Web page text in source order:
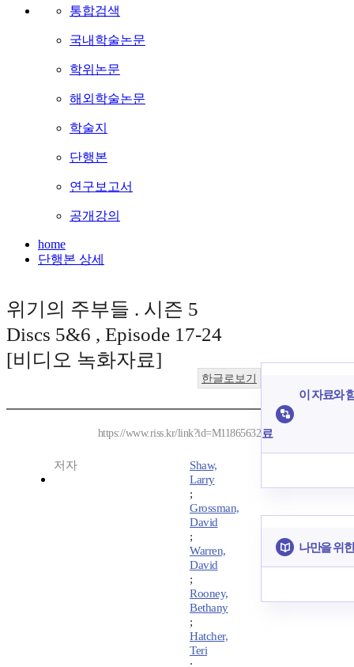
통합검색
국내학술논문
학위논문
해외학술논문
학술지
단행본
연구보고서
공개강의
home
단행본 상세
위기의 주부들 . 시즌 5
Discs 5&6 , Episode 17-24
[비디오 녹화자료]
한글로보기
https://www.riss.kr/link?id=M11865632
저자
Shaw,
Larry
;
Grossman,
David
;
Warren,
David
;
Rooney,
Bethany
;
Hatcher,
Teri
이 자료와
료
나만을 위